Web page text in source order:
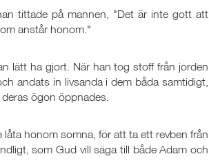
tittade på mannen, "Det är inte gott att
anstår honom."
lätt ha gjort. När han tog stoff från jorden
andats in livsanda i dem båda samtidigt,
ögon öppnades.
honom somna, för att ta ett revben från
som Gud vill säga till både Adam och